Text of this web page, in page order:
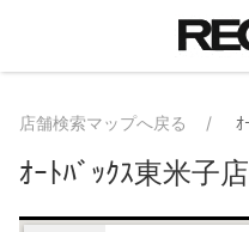
店舗検索マップへ戻る ｵ
ｵｰﾄﾊﾞｯｸｽ東米子店